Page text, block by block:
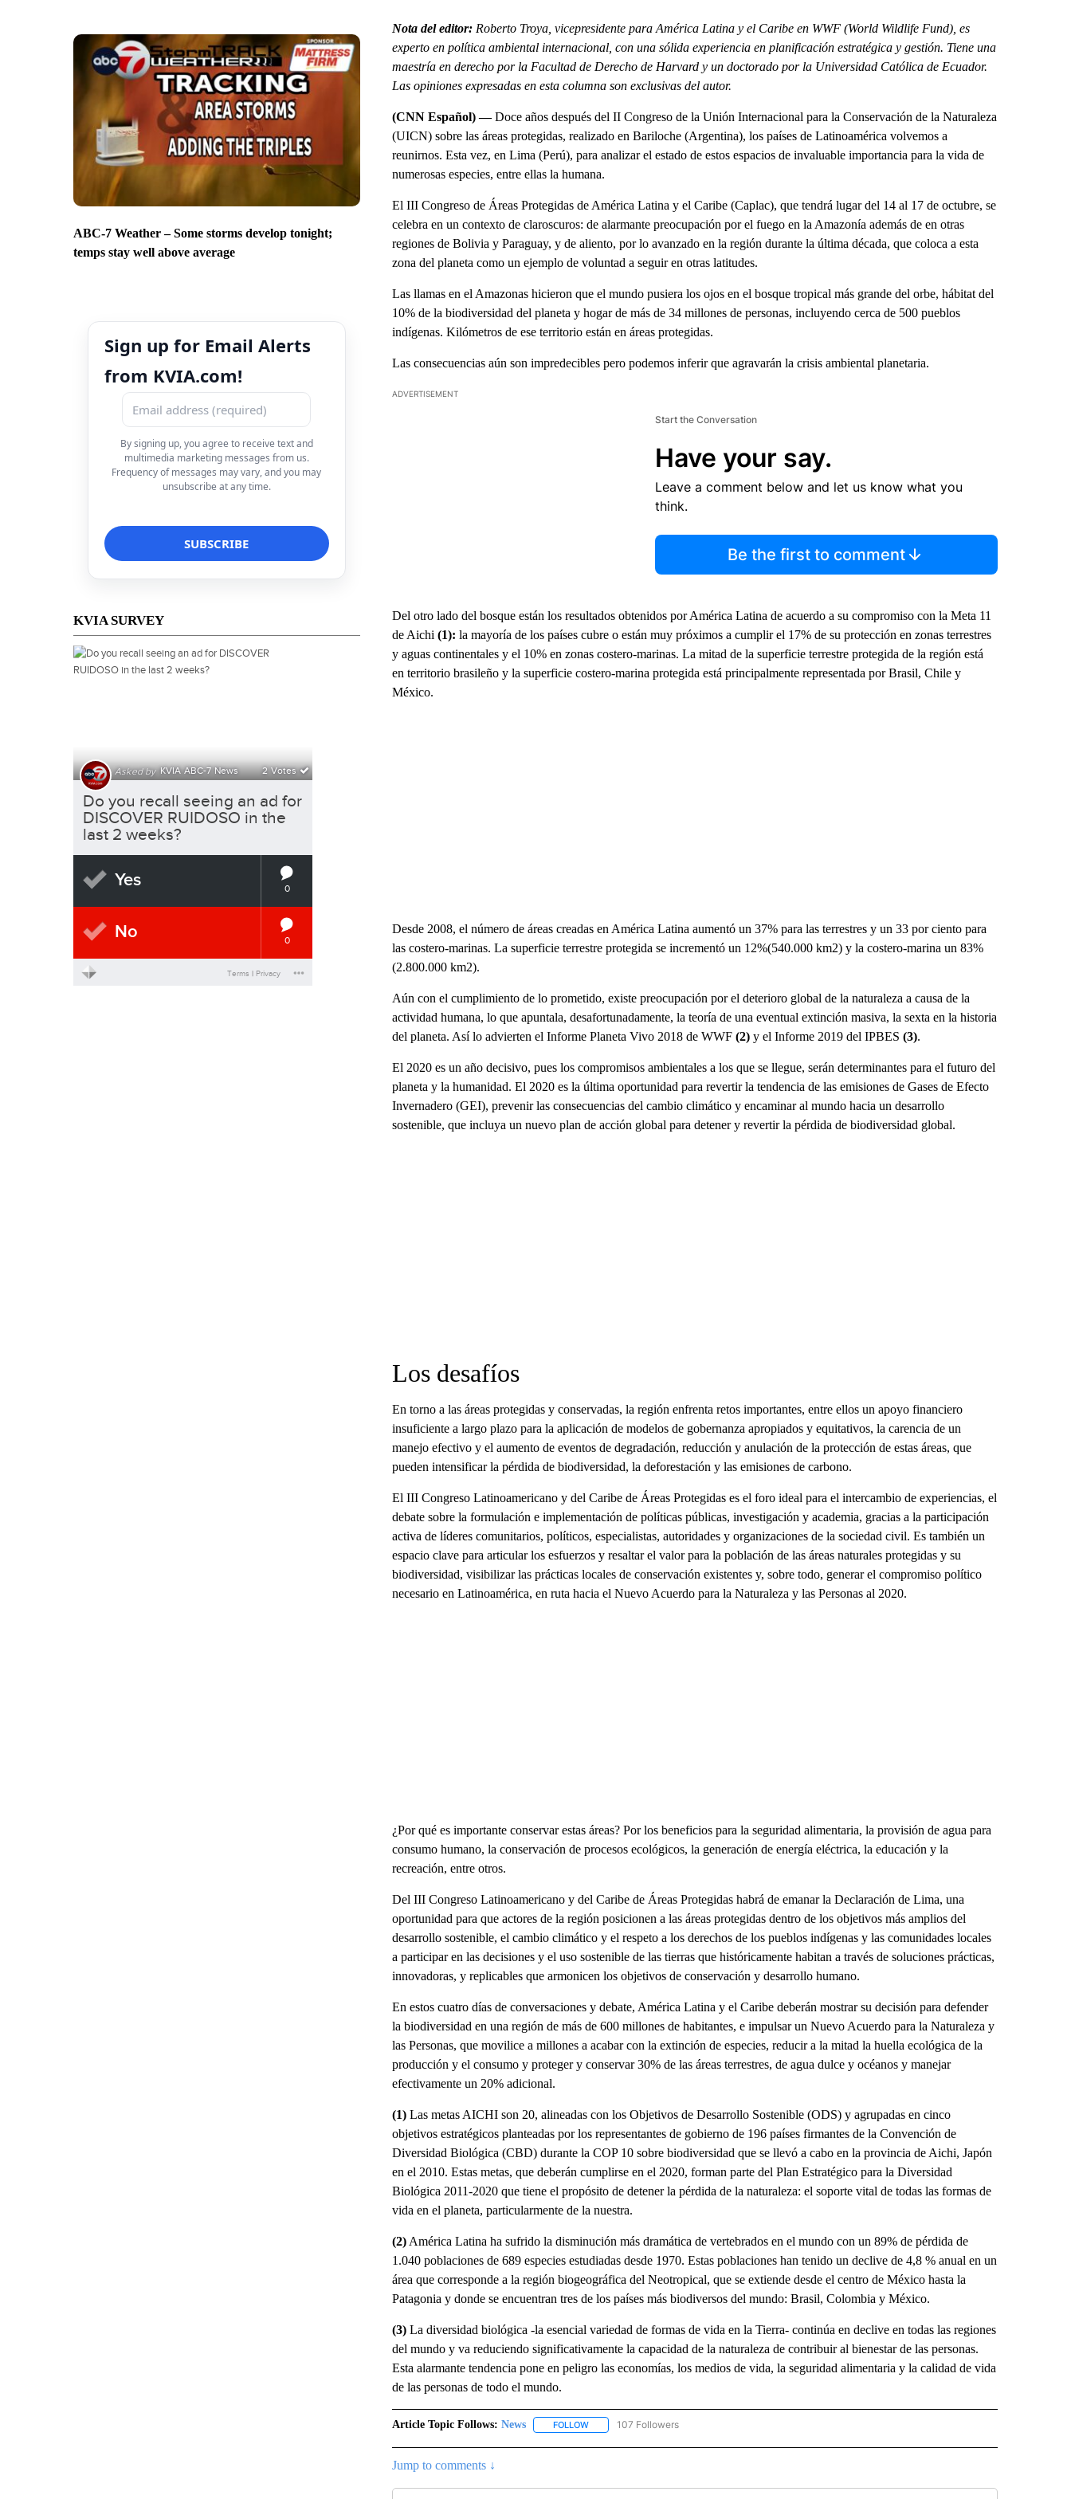
ABC-7 Weather – Some storms develop tonight;
temps stay well above average
Sign up for Email Alerts
from KVIA.com!
By signing up, you agree to receive text and
multimedia marketing messages from us.
Frequency of messages may vary, and you may
unsubscribe at any time.
KVIA SURVEY
Nota del editor: Roberto Troya, vicepresidente para América Latina y el Caribe en WWF (World Wildlife Fund), es
experto en política ambiental internacional, con una sólida experiencia en planificación estratégica y gestión. Tiene una
maestría en derecho por la Facultad de Derecho de Harvard y un doctorado por la Universidad Católica de Ecuador.
Las opiniones expresadas en esta columna son exclusivas del autor.
(CNN Español) —Doce años después del II Congreso de la Unión Internacional para la Conservación de la Naturaleza
(UICN) sobre las áreas protegidas, realizado en Bariloche (Argentina), los países de Latinoamérica volvemos a
reunirnos. Esta vez, en Lima (Perú), para analizar el estado de estos espacios de invaluable importancia para la vida de
numerosas especies, entre ellas la humana.
El III Congreso de Áreas Protegidas de América Latina y el Caribe (Caplac), que tendrá lugar del 14 al 17 de octubre, se
celebra en un contexto de claroscuros: de alarmante preocupación por el fuego en la Amazonía además de en otras
regiones de Bolivia y Paraguay, y de aliento, por lo avanzado en la región durante la última década, que coloca a esta
zona del planeta como un ejemplo de voluntad a seguir en otras latitudes.
Las llamas en el Amazonas hicieron que el mundo pusiera los ojos en el bosque tropical más grande del orbe, hábitat del
10% de la biodiversidad del planeta y hogar de más de 34 millones de personas, incluyendo cerca de 500 pueblos
indígenas. Kilómetros de ese territorio están en áreas protegidas.
Las consecuencias aún son impredecibles pero podemos inferir que agravarán la crisis ambiental planetaria.
ADVERTISEMENT
Start the Conversation
Have your say.
Leave a comment below and let us know what you
think.
Be the first to comment
Del otro lado del bosque están los resultados obtenidos por América Latina de acuerdo a su compromiso con la Meta 11
de Aichi (1): la mayoría de los países cubre o están muy próximos a cumplir el 17% de su protección en zonas terrestres
y aguas continentales y el 10% en zonas costero-marinas. La mitad de la superficie terrestre protegida de la región está
en territorio brasileño y la superficie costero-marina protegida está principalmente representada por Brasil, Chile y
México.
Desde 2008, el número de áreas creadas en América Latina aumentó un 37% para las terrestres y un 33 por ciento para
las costero-marinas. La superficie terrestre protegida se incrementó un 12%(540.000 km2) y la costero-marina un 83%
(2.800.000 km2).
Aún con el cumplimiento de lo prometido, existe preocupación por el deterioro global de la naturaleza a causa de la
actividad humana, lo que apuntala, desafortunadamente, la teoría de una eventual extinción masiva, la sexta en la historia
del planeta. Así lo advierten el Informe Planeta Vivo 2018 de WWF (2)y el Informe 2019 del IPBES (3).
El 2020 es un año decisivo, pues los compromisos ambientales a los que se llegue, serán determinantes para el futuro del
planeta y la humanidad. El 2020 es la última oportunidad para revertir la tendencia de las emisiones de Gases de Efecto
Invernadero (GEI), prevenir las consecuencias del cambio climático y encaminar al mundo hacia un desarrollo
sostenible, que incluya un nuevo plan de acción global para detener y revertir la pérdida de biodiversidad global.
Los desafíos
En torno a las áreas protegidas y conservadas, la región enfrenta retos importantes, entre ellos un apoyo financiero
insuficiente a largo plazo para la aplicación de modelos de gobernanza apropiados y equitativos, la carencia de un
manejo efectivo y el aumento de eventos de degradación, reducción y anulación de la protección de estas áreas, que
pueden intensificar la pérdida de biodiversidad, la deforestación y las emisiones de carbono.
El III Congreso Latinoamericano y del Caribe de Áreas Protegidas es el foro ideal para el intercambio de experiencias, el
debate sobre la formulación e implementación de políticas públicas, investigación y academia, gracias a la participación
activa de líderes comunitarios, políticos, especialistas, autoridades y organizaciones de la sociedad civil. Es también un
espacio clave para articular los esfuerzos y resaltar el valor para la población de las áreas naturales protegidas y su
biodiversidad, visibilizar las prácticas locales de conservación existentes y, sobre todo, generar el compromiso político
necesario en Latinoamérica, en ruta hacia el Nuevo Acuerdo para la Naturaleza y las Personas al 2020.
¿Por qué es importante conservar estas áreas? Por los beneficios para la seguridad alimentaria, la provisión de agua para
consumo humano, la conservación de procesos ecológicos, la generación de energía eléctrica, la educación y la
recreación, entre otros.
Del III Congreso Latinoamericano y del Caribe de Áreas Protegidas habrá de emanar la Declaración de Lima, una
oportunidad para que actores de la región posicionen a las áreas protegidas dentro de los objetivos más amplios del
desarrollo sostenible, el cambio climático y el respeto a los derechos de los pueblos indígenas y las comunidades locales
a participar en las decisiones y el uso sostenible de las tierras que históricamente habitan a través de soluciones prácticas,
innovadoras, y replicables que armonicen los objetivos de conservación y desarrollo humano.
En estos cuatro días de conversaciones y debate, América Latina y el Caribe deberán mostrar su decisión para defender
la biodiversidad en una región de más de 600 millones de habitantes, e impulsar un Nuevo Acuerdo para la Naturaleza y
las Personas, que movilice a millones a acabar con la extinción de especies, reducir a la mitad la huella ecológica de la
producción y el consumo y proteger y conservar 30% de las áreas terrestres, de agua dulce y océanos y manejar
efectivamente un 20% adicional.
(1)Las metas AICHI son 20, alineadas con los Objetivos de Desarrollo Sostenible (ODS) y agrupadas en cinco
objetivos estratégicos planteadas por los representantes de gobierno de 196 países firmantes de la Convención de
Diversidad Biológica (CBD) durante la COP 10 sobre biodiversidad que se llevó a cabo en la provincia de Aichi, Japón
en el 2010. Estas metas, que deberán cumplirse en el 2020, forman parte del Plan Estratégico para la Diversidad
Biológica 2011-2020 que tiene el propósito de detener la pérdida de la naturaleza: el soporte vital de todas las formas de
vida en el planeta, particularmente de la nuestra.
(2)América Latina ha sufrido la disminución más dramática de vertebrados en el mundo con un 89% de pérdida de
1.040 poblaciones de 689 especies estudiadas desde 1970. Estas poblaciones han tenido un declive de 4,8 % anual en un
área que corresponde a la región biogeográfica del Neotropical, que se extiende desde el centro de México hasta la
Patagonia y donde se encuentran tres de los países más biodiversos del mundo: Brasil, Colombia y México.
(3)La diversidad biológica -la esencial variedad de formas de vida en la Tierra- continúa en declive en todas las regiones
del mundo y va reduciendo significativamente la capacidad de la naturaleza de contribuir al bienestar de las personas.
Esta alarmante tendencia pone en peligro las economías, los medios de vida, la seguridad alimentaria y la calidad de vida
de las personas de todo el mundo.
Article Topic Follows: News FOLLOWFOLLOW "NEWS" TO RECEIVE NOTIFICATIONS ABOUT NEW PAGES ON "NEWS".
107 Followers
Jump to comments ↓